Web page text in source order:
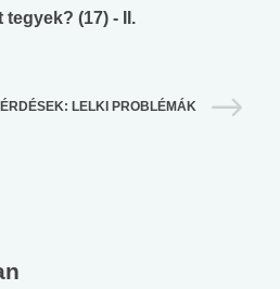
(17) - II.
LELKI PROBLÉMÁK